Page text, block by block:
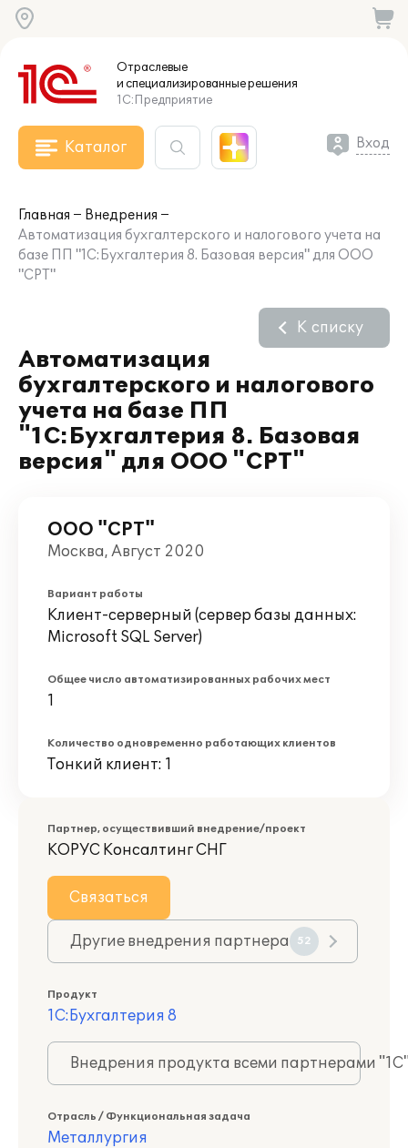
Отраслевые
и специализированныерешения
1С:Предприятие
Каталог Вход
Главная
Внедрения
Автоматизация бухгалтерского и налогового учета на
базе ПП "1С:Бухгалтерия 8. Базовая версия" для ООО
"СРТ"
Автоматизация
бухгалтерского и налогового
учета на базе ПП
"1С:Бухгалтерия 8. Базовая
версия" для ООО "СРТ"
К списку
ООО "СРТ"
Москва, Август 2020
Вариант работы
Клиент-серверный (сервер базы данных:
Microsoft SQL Server)
Общее число автоматизированных рабочих мест
1
Количество одновременно работающих клиентов
Тонкий клиент: 1
Партнер, осуществивший внедрение/проект
КОРУС Консалтинг СНГ
Связаться
Другие внедрения партнера 52
Продукт
1С:Бухгалтерия 8
Внедрения продукта всеми партнерами
Отрасль / Функциональная задача
Металлургия